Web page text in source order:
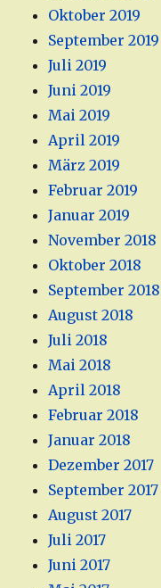
Oktober 2019
September 2019
Juli 2019
Juni 2019
Mai 2019
April 2019
März 2019
Februar 2019
Januar 2019
November 2018
Oktober 2018
September 2018
August 2018
Juli 2018
Mai 2018
April 2018
Februar 2018
Januar 2018
Dezember 2017
September 2017
August 2017
Juli 2017
Juni 2017